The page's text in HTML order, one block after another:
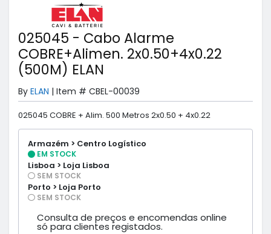
025045 - Cabo Alarme
COBRE+Alimen. 2x0.50+4x0.22
(500M) ELAN
By ELAN | Item # CBEL-00039
025045 COBRE + Alim. 500 Metros 2x0.50 + 4x0.22
Armazém > Centro Logístico
EM STOCK
Lisboa > Loja Lisboa
SEM STOCK
Porto > Loja Porto
SEM STOCK
Consulta de preços e encomendas online
só para clientes registados.